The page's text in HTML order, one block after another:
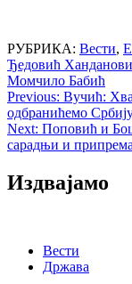
РУБРИКА: Вести,
Ђедовић
Момчило Бабић
Post
navigation
Previous: Вучић:
одбранићемо
Next: Поповић и
сарадњи и
Издвајамо
Вести
Држава